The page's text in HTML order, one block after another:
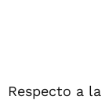
Respecto a la